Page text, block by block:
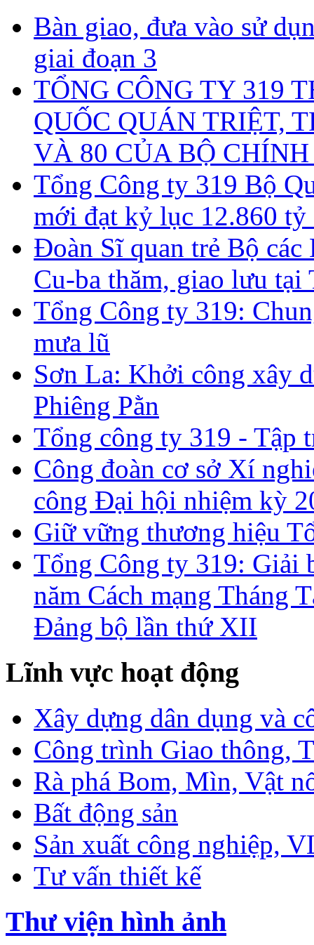
Bàn giao, đưa vào sử
giai đoạn 3
TỔNG CÔNG TY 319
QUỐC QUÁN TRIỆT,
VÀ 80 CỦA BỘ
Tổng Công ty 319 Bộ
mới đạt kỷ lục 12.860 tỷ
Đoàn Sĩ quan trẻ Bộ
Cu-ba thăm, giao lưu
Tổng Công ty 319:
mưa lũ
Sơn La: Khởi công xây
Phiêng Pằn
Tổng công ty 319 - Tập
Công đoàn cơ sở Xí
công Đại hội nhiệm kỳ
Giữ vững thương hiệu
Tổng Công ty 319: Giải
năm Cách mạng Tháng
Đảng bộ lần thứ XII
Lĩnh vực hoạt động
Xây dựng dân dụng và
Công trình Giao thông,
Rà phá Bom, Mìn, Vật
Bất động sản
Sản xuất công nghiệp,
Tư vấn thiết kế
Thư viện hình ảnh